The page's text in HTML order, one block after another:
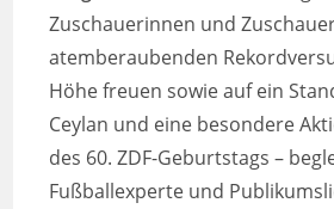
Zuschauerinnen und
atemberaubenden
Höhe freuen sowie auf ein
Ceylan und eine besondere
des 60. ZDF-Geburtstags –
Fußballexperte und